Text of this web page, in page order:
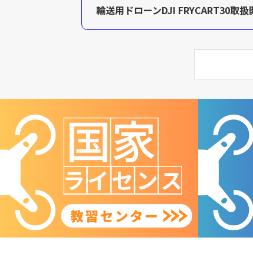
輸送用ドローンDJI FRYCART30取扱